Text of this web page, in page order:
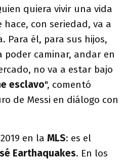
quiera vivir una vida
con seriedad, va a
Para él, para sus hijos,
poder caminar, andar en
no va a estar bajo
esclavo", comentó
de Messi en diálogo con
en la MLS: es el
Earthaquakes. En los